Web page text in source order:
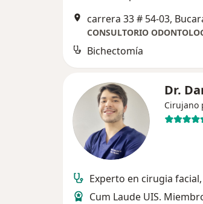
carrera 33 # 54-03,
Bichectomía
Dr.
Cirujano
Experto en cirugia
Cum Laude UIS.